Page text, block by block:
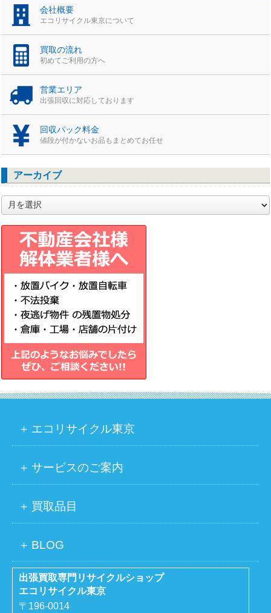
会社概要
エコリサイクル東京について
買取の流れ
初めてご利用の方へ
営業エリア
出張回収に対応しております
回収パック料金
値段が付かないお品もまとめてお任せ
アーカイブ
ア
ー
カ
エコリサイクル東京
サービスのご案内
買取品目
BLOG
出張買取専門リサイクルショップ
エコリサイクル東京
〒196-0014